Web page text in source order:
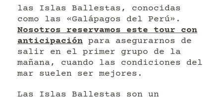
las Islas Ballestas, conocidas
como las «Galápagos del Perú».
Nosotros reservamos este tour con
anticipación para asegurarnos de
salir en el primer grupo de la
mañana, cuando las condiciones del
mar suelen ser mejores.
Las Islas Ballestas son un